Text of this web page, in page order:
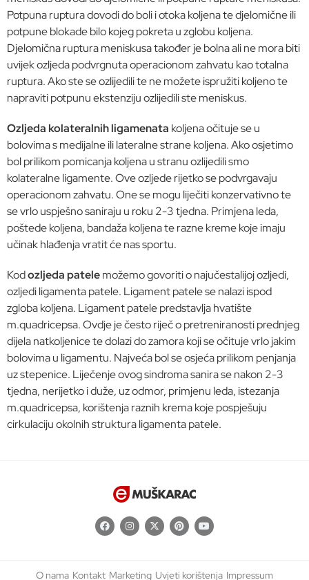
Potpuna ruptura dovodi do boli i otoka koljena te djelomične ili
potpune blokade bilo kojeg pokreta u zglobu koljena.
Djelomična ruptura meniskusa također je bolna ali ne mora biti
uvijek ozljeda podvrgnuta operacionom zahvatu kao totalna
ruptura. Ako ste se ozlijedili te ne možete ispružiti koljeno te
napraviti potpunu ekstenziju ozlijedili ste meniskus.
Ozljeda kolateralnih ligamenata koljena očituje se u
bolovima s medijalne ili lateralne strane koljena. Ako osjetimo
bol prilikom pomicanja koljena u stranu ozlijedili smo
kolateralne ligamente. Ove ozljede rijetko se podvrgavaju
operacionom zahvatu. One se mogu liječiti konzervativno te
se vrlo uspješno saniraju u roku 2-3 tjedna. Primjena leda,
poštede koljena, bandaža koljena te razne kreme koje imaju
učinak hlađenja vratit će nas sportu.
Kodozljeda patelemožemo govoriti o najučestalijoj ozljedi,
ozljedi ligamenta patele. Ligament patele se nalazi ispod
zgloba koljena. Ligament patele predstavlja hvatište
m.quadricepsa. Ovdje je često riječ o pretreniranosti prednjeg
dijela natkoljenice te dolazi do zamora koji se očituje vrlo jakim
bolovima u ligamentu. Najveća bol se osjeća prilikom penjanja
uz stepenice. Liječenje ovog sindroma sanira se nakon 2-3
tjedna, nerijetko i duže, uz odmor, primjenu leda, istezanja
m.quadricepsa, korištenja raznih krema koje pospješuju
cirkulaciju okolnih struktura ligamenta patele.
O nama Kontakt Marketing Uvjeti korištenja Impressum